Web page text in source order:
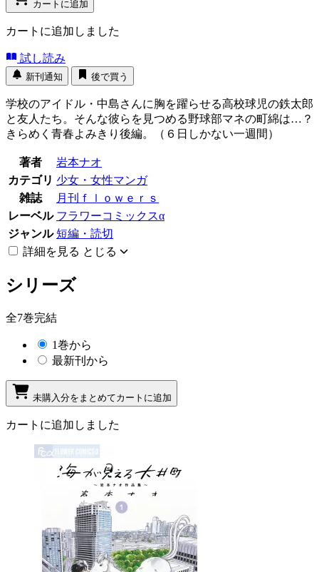
カートに追加
カートに追加しました
試し読み
新刊通知 後で買う
学校のアイドル・中島さんに胸を躍らせる高校球児の鉄太郎
と友人たち。そんな彼らを見つめる野球部マネの町綿は…？
きらめく青春よみきり後編。（６日しかない一週間）
著者
岩本ナオ
カテゴリ 少女・女性マンガ
雑誌
月刊ｆｌｏｗｅｒｓ
レーベル フラワーコミックスα
ジャンル 短編・読切
詳細を見る とじる
シリーズ
全7巻完結
1巻から
最新刊から
未購入分をまとめてカートに追加
カートに追加しました